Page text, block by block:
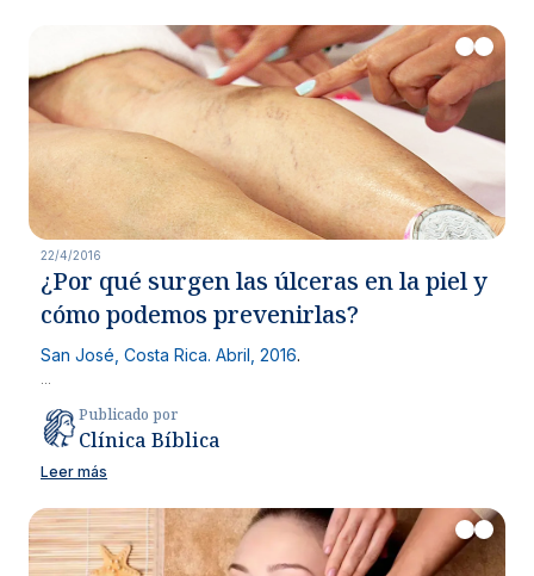
22/4/2016
¿Por qué surgen las úlceras en la piel y
cómo podemos prevenirlas?
San José, Costa Rica. Abril, 2016.
...
Publicado por
Clínica Bíblica
Leer más